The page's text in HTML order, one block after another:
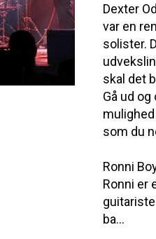
Dexter
var en
solister.
skal det
Gå ud
som du
Ronni
Ronni er
ba...